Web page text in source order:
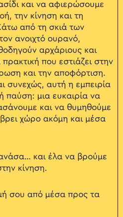
και να αφιερώσουμε
την κίνηση και τη
από τη σκιά των
ανοιχτό ουρανό,
αρχάριους και
που εστιάζει στην
και την αποφόρτιση.
συνεχώς, αυτή η εμπειρία
παύση: μια ευκαιρία να
και να θυμηθούμε
χώρο ακόμη και μέσα
και έλα να βρούμε
κίνηση.
σου από μέσα προς τα